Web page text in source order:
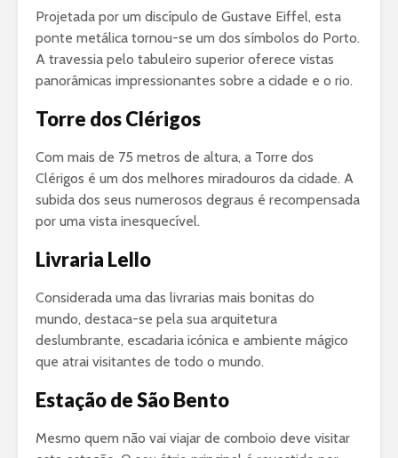
Projetada por um discípulo de Gustave Eiffel, esta
ponte metálica tornou-se um dos símbolos do Porto.
A travessia pelo tabuleiro superior oferece vistas
panorâmicas impressionantes sobre a cidade e o rio.
Torre dos Clérigos
Com mais de 75 metros de altura, a Torre dos
Clérigos é um dos melhores miradouros da cidade. A
subida dos seus numerosos degraus é recompensada
por uma vista inesquecível.
Livraria Lello
Considerada uma das livrarias mais bonitas do
mundo, destaca-se pela sua arquitetura
deslumbrante, escadaria icónica e ambiente mágico
que atrai visitantes de todo o mundo.
Estação de São Bento
Mesmo quem não vai viajar de comboio deve visitar